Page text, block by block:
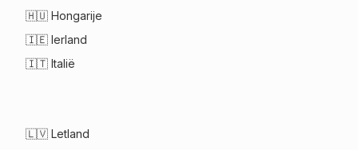
🇭🇺 Hongarije
🇮🇪 Ierland
🇮🇹 Italië
🇱🇻 Letland